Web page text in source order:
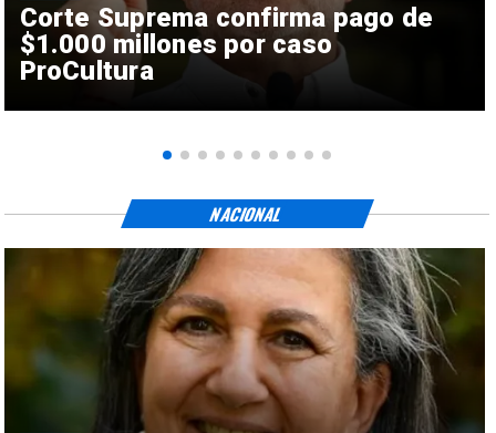
Corte Suprema confirma pago de
$1.000 millones por caso
ProCultura
NACIONAL